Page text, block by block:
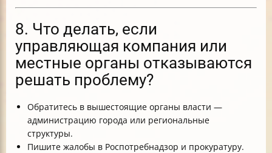
8. Что делать, если
управляющая компания или
местные органы отказываются
решать проблему?
Обратитесь в вышестоящие органы власти —
администрацию города или региональные
структуры.
Пишите жалобы в Роспотребнадзор и прокуратуру.